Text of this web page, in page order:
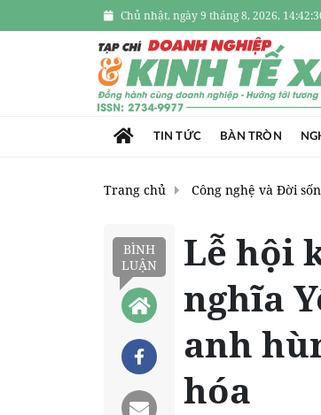
Chủ nhật, ngày 9 tháng 8, 2026,
TIN TỨC BÀN TRÒN
Trang chủ Công nghệ và Đời
BÌNH
LUẬN
Lễ hội
nghĩa
anh
hóa